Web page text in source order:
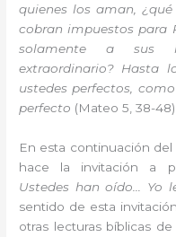
quienes los aman,
cobran impuestos para
solamente a sus
extraordinario? Hasta
ustedes perfectos,
perfecto (Mateo 5, 38-48).
En esta continuación
hace la invitación a
Ustedes han oído… Yo
sentido de esta
otras lecturas bíblicas de